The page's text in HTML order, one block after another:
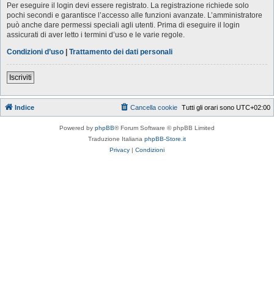
Per eseguire il login devi essere registrato. La registrazione richiede solo
pochi secondi e garantisce l’accesso alle funzioni avanzate. L’amministratore
può anche dare permessi speciali agli utenti. Prima di eseguire il login
assicurati di aver letto i termini d’uso e le varie regole.
Condizioni d’uso | Trattamento dei dati personali
Iscriviti
Indice Tutti gli orari sono UTC+02:00
Cancella cookie
Powered by phpBB® Forum Software © phpBB Limited
Traduzione Italiana phpBB-Store.it
Privacy | Condizioni